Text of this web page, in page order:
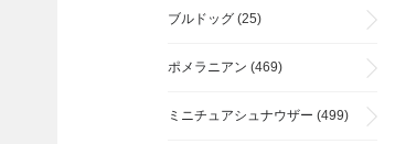
ブルドッグ (25)
ポメラニアン (469)
ミニチュアシュナウザー (499)